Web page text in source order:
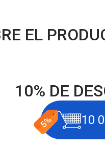
EL
10% DE
10